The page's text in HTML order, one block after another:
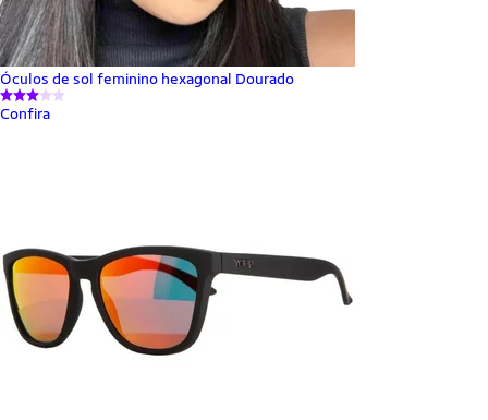
Óculos de sol feminino hexagonal Dourado
Confira